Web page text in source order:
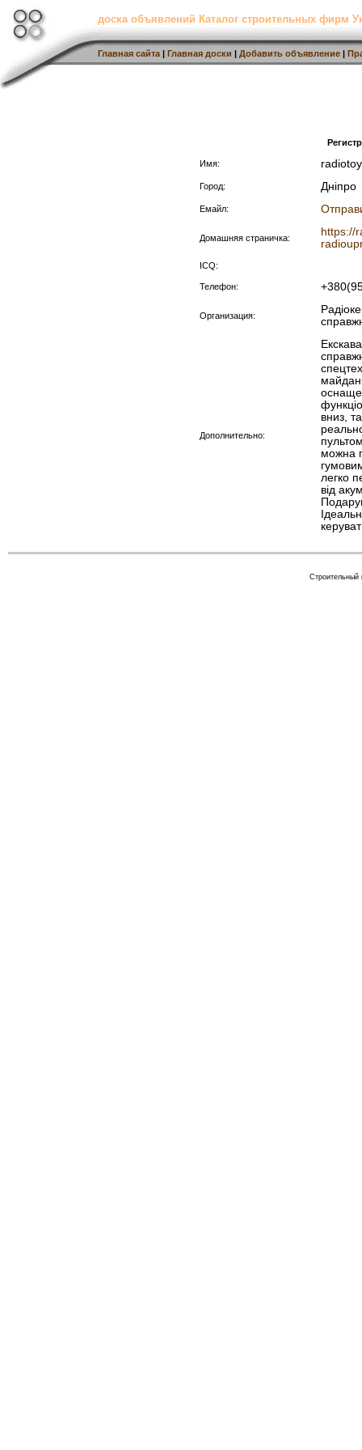
доска объявлений Каталог строительных фирм
Главная сайта | Главная доски | Добавить объявление |
Имя:
Город: Дніпро
Емайл:
Домашняя страничка:
https://
ICQ:
Телефон:
Организация:
Дополнительно:
вниз,
можна
легко
від
Строительный